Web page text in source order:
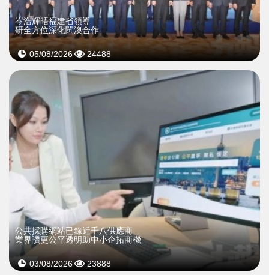
岑浩輝晤福建省領導
研全方位深化閩澳合作
05/08/2026 24488
公共採購網站已錄近千八供應商
業界讚更公平透明助中小企拓商機
03/08/2026 23888